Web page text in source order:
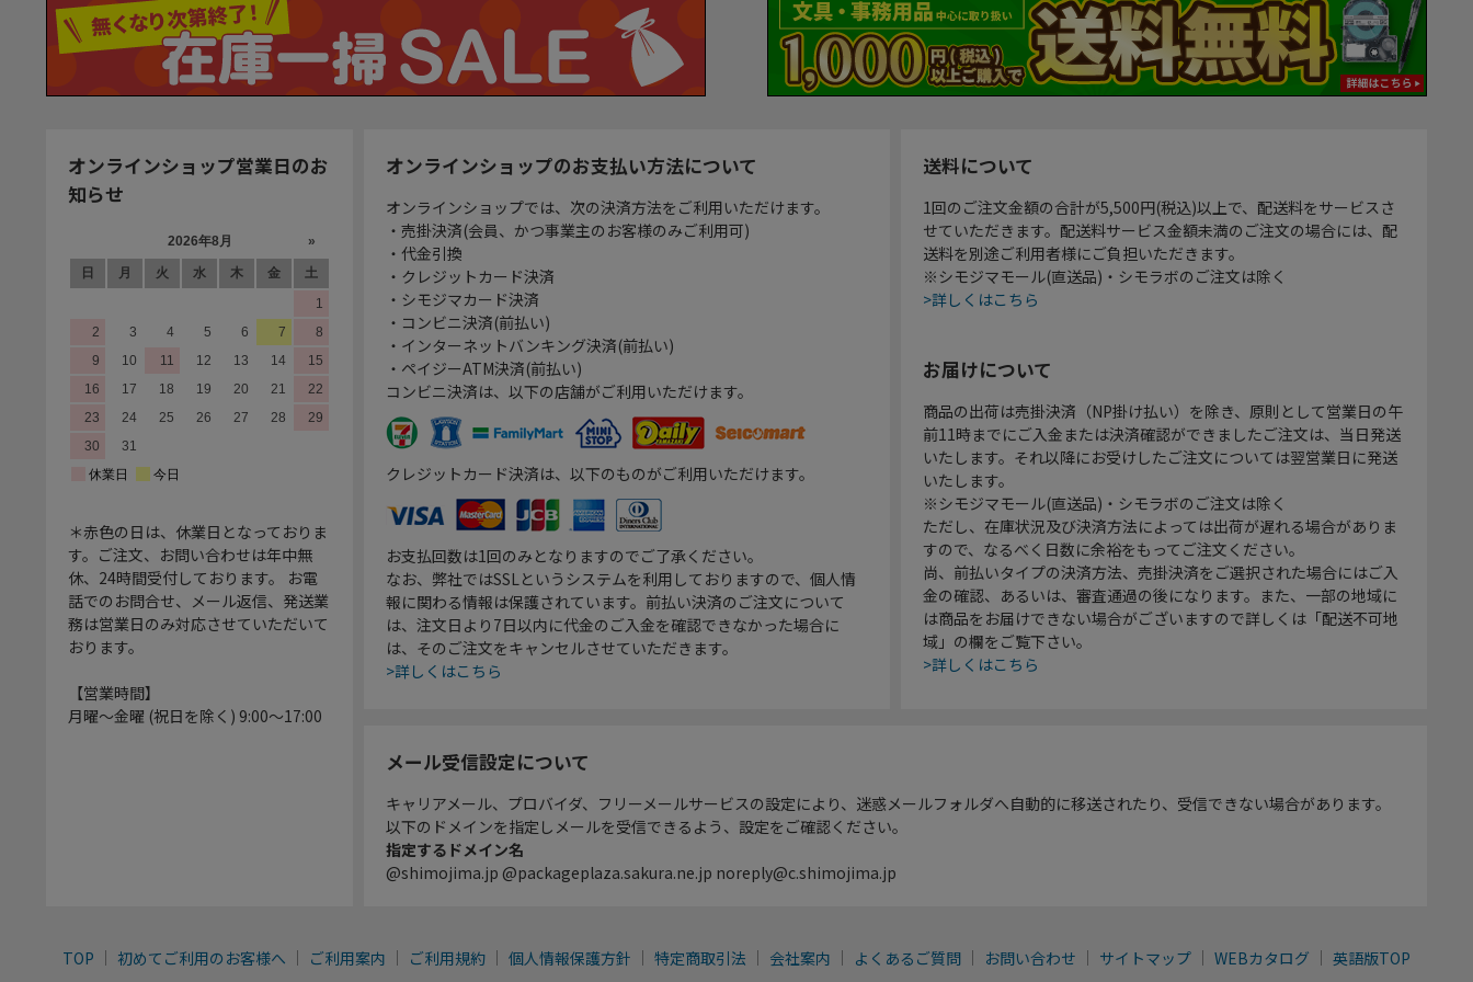
オンラインショップ営業日のお
知らせ
＊赤色の日は、休業日となっておりま
す。ご注文、お問い合わせは年中無
休、24時間受付しております。 お電
話でのお問合せ、メール返信、発送業
務は営業日のみ対応させていただいて
おります。
【営業時間】
月曜～金曜 (祝日を除く) 9:00～17:00
オンラインショップのお支払い方法について
オンラインショップでは、次の決済方法をご利用いただけます。
・売掛決済(会員、かつ事業主のお客様のみご利用可)
・代金引換
・クレジットカード決済
・シモジマカード決済
・コンビニ決済(前払い)
・インターネットバンキング決済(前払い)
・ペイジーATM決済(前払い)
コンビニ決済は、以下の店舗がご利用いただけます。
クレジットカード決済は、以下のものがご利用いただけます。
お支払回数は1回のみとなりますのでご了承ください。
なお、弊社ではSSLというシステムを利用しておりますので、個人情
報に関わる情報は保護されています。前払い決済のご注文について
は、注文日より7日以内に代金のご入金を確認できなかった場合に
は、そのご注文をキャンセルさせていただきます。
>詳しくはこちら
送料について
1回のご注文金額の合計が5,500円(税込)以上で、配送料をサービスさ
せていただきます。配送料サービス金額未満のご注文の場合には、配
送料を別途ご利用者様にご負担いただきます。
※シモジマモール(直送品)・シモラボのご注文は除く
>詳しくはこちら
お届けについて
商品の出荷は売掛決済（NP掛け払い）を除き、原則として営業日の午
前11時までにご入金または決済確認ができましたご注文は、当日発送
いたします。それ以降にお受けしたご注文については翌営業日に発送
いたします。
※シモジマモール(直送品)・シモラボのご注文は除く
ただし、在庫状況及び決済方法によっては出荷が遅れる場合がありま
すので、なるべく日数に余裕をもってご注文ください。
尚、前払いタイプの決済方法、売掛決済をご選択された場合にはご入
金の確認、あるいは、審査通過の後になります。また、一部の地域に
は商品をお届けできない場合がございますので詳しくは「配送不可地
域」の欄をご覧下さい。
>詳しくはこちら
メール受信設定について
キャリアメール、プロバイダ、フリーメールサービスの設定により、迷惑メールフォルダへ自動的に移送されたり、受信できない場合があります。
以下のドメインを指定しメールを受信できるよう、設定をご確認ください。
指定するドメイン名
@shimojima.jp @packageplaza.sakura.ne.jp noreply@c.shimojima.jp
TOP 初めてご利用のお客様へ ご利用案内 ご利用規約 個人情報保護方針 特定商取引法 会社案内 よくあるご質問 お問い合わせ サイトマップ WEBカタログ 英語版TOP